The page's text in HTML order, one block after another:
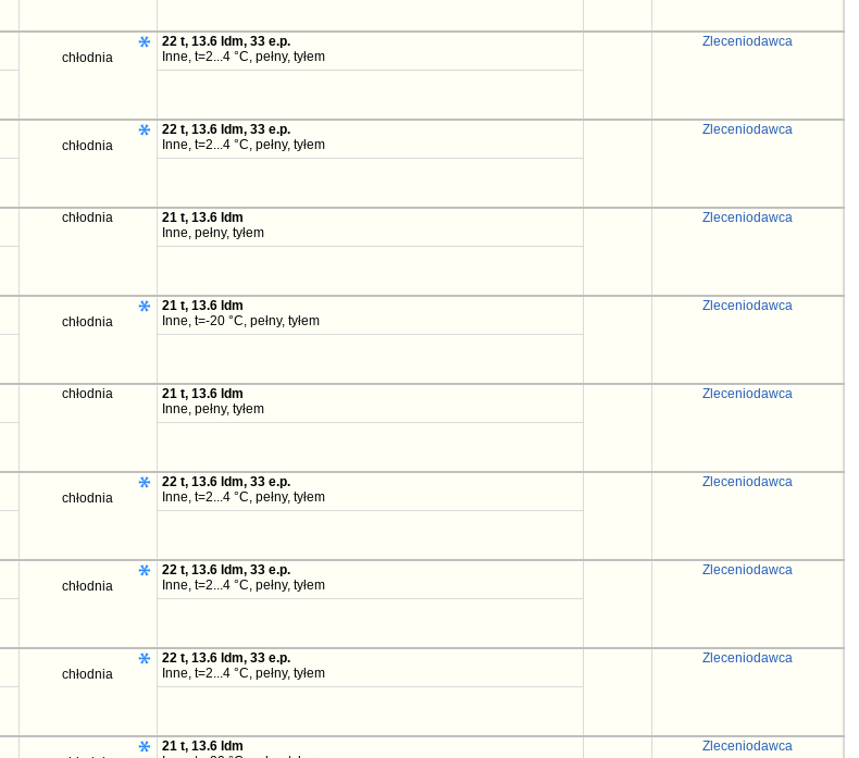
chłodnia
22 t, 13.6 ldm, 33 e.p.
Inne, t=2...4 °C, pełny, tyłem
Zleceniodawca
chłodnia
22 t, 13.6 ldm, 33 e.p.
Inne, t=2...4 °C, pełny, tyłem
Zleceniodawca
chłodnia
21 t, 13.6 ldm
Inne, pełny, tyłem
Zleceniodawca
chłodnia
21 t, 13.6 ldm
Inne, t=-20 °C, pełny, tyłem
Zleceniodawca
chłodnia
21 t, 13.6 ldm
Inne, pełny, tyłem
Zleceniodawca
chłodnia
22 t, 13.6 ldm, 33 e.p.
Inne, t=2...4 °C, pełny, tyłem
Zleceniodawca
chłodnia
22 t, 13.6 ldm, 33 e.p.
Inne, t=2...4 °C, pełny, tyłem
Zleceniodawca
chłodnia
22 t, 13.6 ldm, 33 e.p.
Inne, t=2...4 °C, pełny, tyłem
Zleceniodawca
21 t, 13.6 ldm
Zleceniodawca